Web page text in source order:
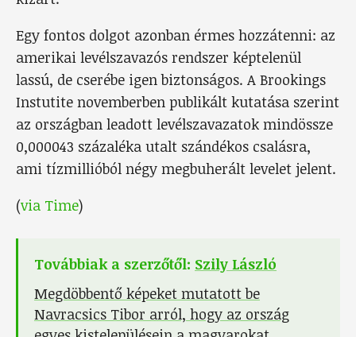
Egy fontos dolgot azonban érmes hozzátenni: az
amerikai levélszavazós rendszer képtelenül
lassú, de cserébe igen biztonságos. A Brookings
Instutite novemberben publikált kutatása szerint
az országban leadott levélszavazatok mindössze
0,000043 százaléka utalt szándékos csalásra,
ami tízmillióból négy megbuherált levelet jelent.
(via Time)
Továbbiak a szerzőtől: Szily László
Megdöbbentő képeket mutatott be
Navracsics Tibor arról, hogy az ország